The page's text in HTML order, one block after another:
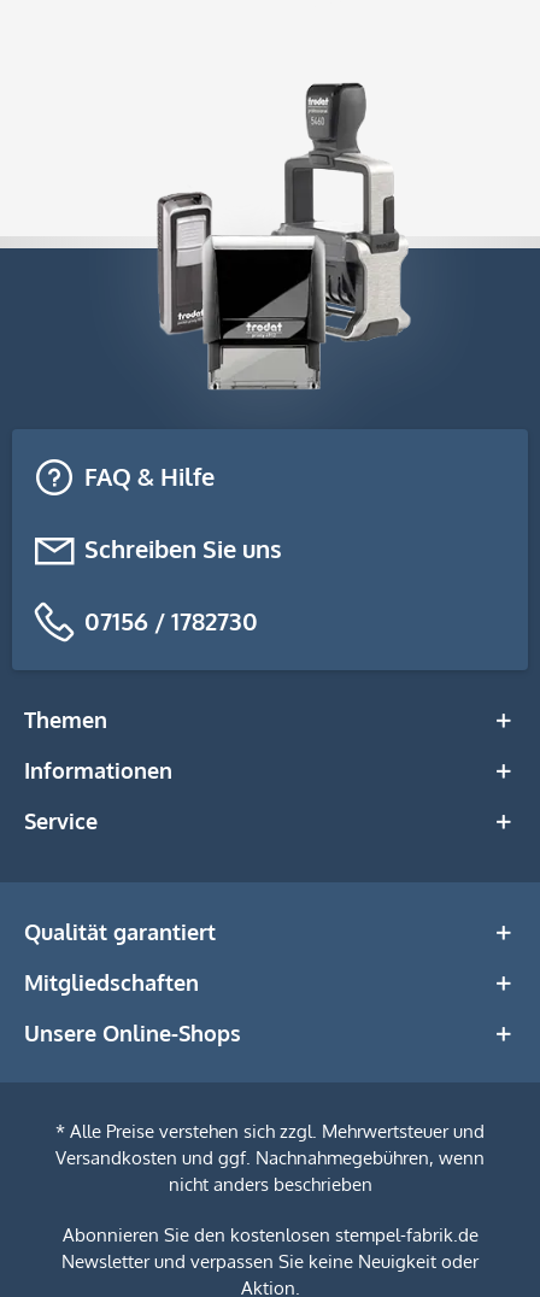
FAQ & Hilfe
Schreiben Sie uns
07156 / 1782730
Themen
Informationen
Service
Qualität garantiert
Mitgliedschaften
Unsere Online-Shops
* Alle Preise verstehen sich zzgl. Mehrwertsteuer und
Versandkosten und ggf. Nachnahmegebühren, wenn
nicht anders beschrieben
Abonnieren Sie den kostenlosen stempel-fabrik.de
Newsletter und verpassen Sie keine Neuigkeit oder
Aktion.